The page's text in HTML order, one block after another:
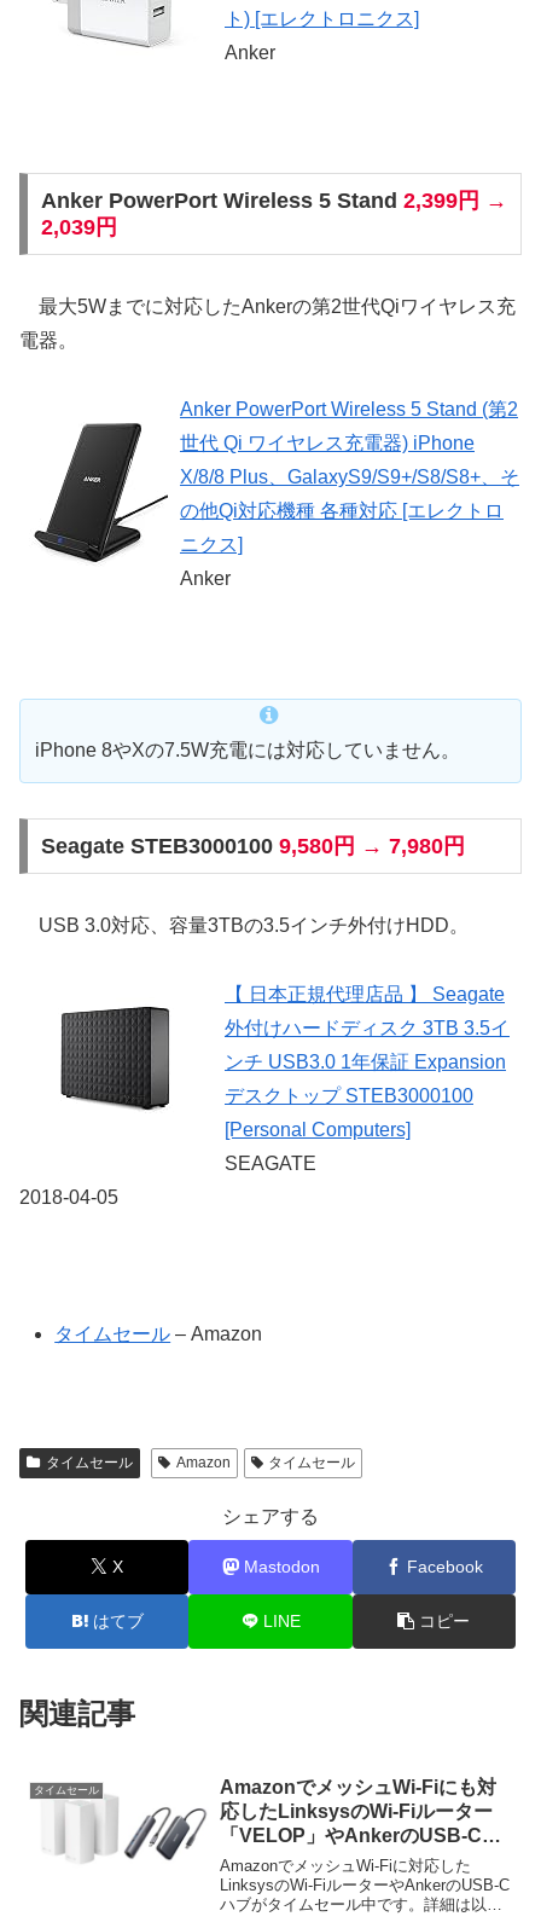
ト) [エレクトロニクス]
Anker
Anker PowerPort Wireless 5 Stand 2,399円 →
2,039円
最大5Wまでに対応したAnkerの第2世代Qiワイヤレス充
電器。
Anker PowerPort Wireless 5 Stand (第2
世代 Qi ワイヤレス充電器) iPhone
X/8/8 Plus、GalaxyS9/S9+/S8/S8+、そ
の他Qi対応機種 各種対応 [エレクトロ
ニクス]
Anker
iPhone 8やXの7.5W充電には対応していません。
Seagate STEB3000100 9,580円 → 7,980円
USB 3.0対応、容量3TBの3.5インチ外付けHDD。
【 日本正規代理店品 】 Seagate
外付けハードディスク 3TB 3.5イ
ンチ USB3.0 1年保証 Expansion
デスクトップ STEB3000100
[Personal Computers]
SEAGATE
2018-04-05
タイムセール – Amazon
タイムセール Amazon タイムセール
シェアする
X Mastodon Facebook
はてブ LINE コピー
関連記事
タイムセール
AmazonでメッシュWi-Fiにも対
応したLinksysのWi-Fiルーター
「VELOP」やAnkerのUSB-Cハ
ブがタイムセール中。
AmazonでメッシュWi-Fiに対応した
LinksysのWi-FiルーターやAnkerのUSB-C
ハブがタイムセール中です。詳細は以下